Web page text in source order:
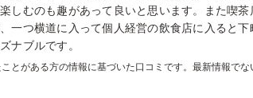
しむのも趣があって良いと思います。また喫
一つ横道に入って個人経営の飲食店に入ると
ナブルです。
とがある方の情報に基づいた口コミです。最新情報で